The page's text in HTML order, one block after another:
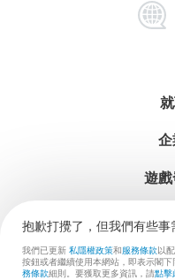
遊
聯
抱歉打攪了，但我們有些
我們已更新 私隱權政策和服務條款以
按鈕或者繼續使用本網站，即表示閣
務條款細則。要獲取更多資訊，請點擊